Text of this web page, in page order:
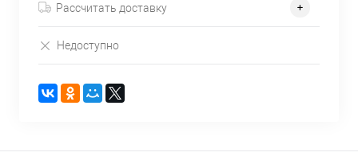
Рассчитать доставку
Недоступно